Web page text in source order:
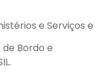
e Serviços e
Bordo e